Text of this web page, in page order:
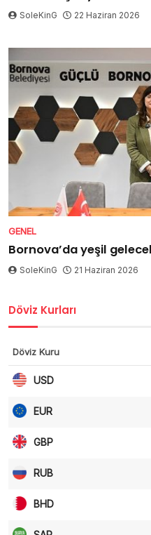
SoleKinG 22 Haziran 2026
GENEL
Bornova’da yeşil
SoleKinG 21 Haziran 2026
Döviz Kurları
Döviz Kuru
USD
EUR
GBP
RUB
BHD